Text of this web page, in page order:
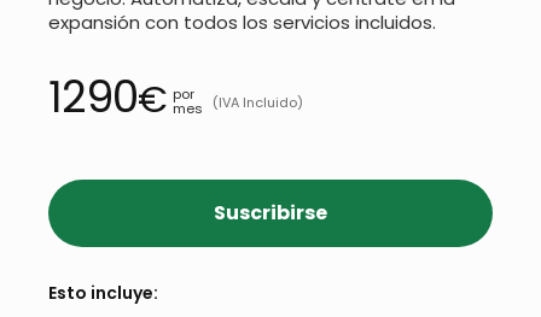
expansión con todos los servicios incluidos.
1290€ por
mes (IVA Incluido)
Suscribirse
Esto incluye: